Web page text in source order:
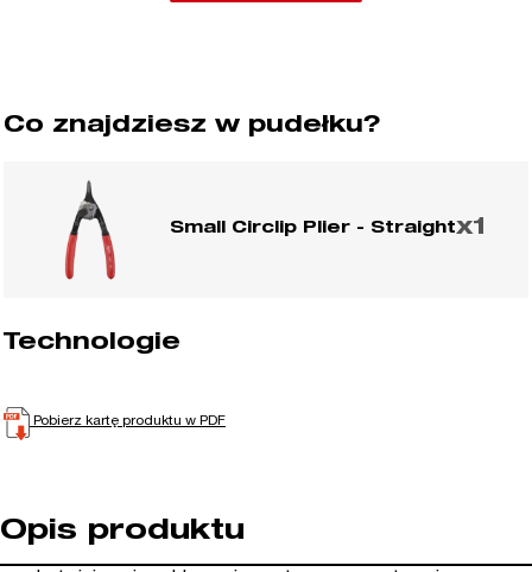
Co znajdziesz w pudełku?
Small Circlip Plier - Straightx1
Technologie
Pobierz kartę produktu w PDF
Opis produktu